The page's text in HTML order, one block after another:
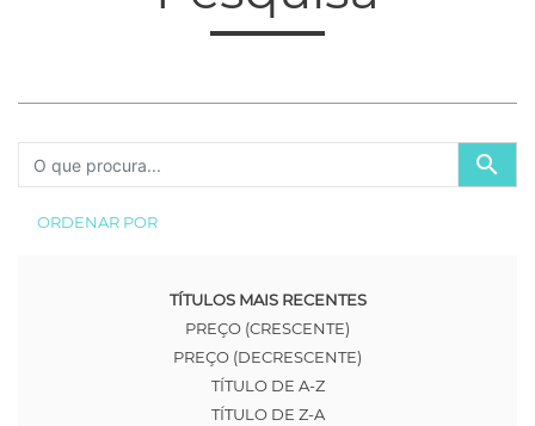
search
ORDENAR POR
TÍTULOS MAIS RECENTES
PREÇO (CRESCENTE)
PREÇO (DECRESCENTE)
TÍTULO DE A-Z
TÍTULO DE Z-A